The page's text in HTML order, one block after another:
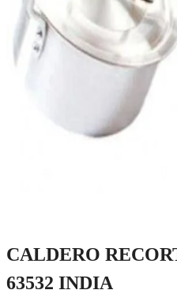
CALDERO
63532 INDIA